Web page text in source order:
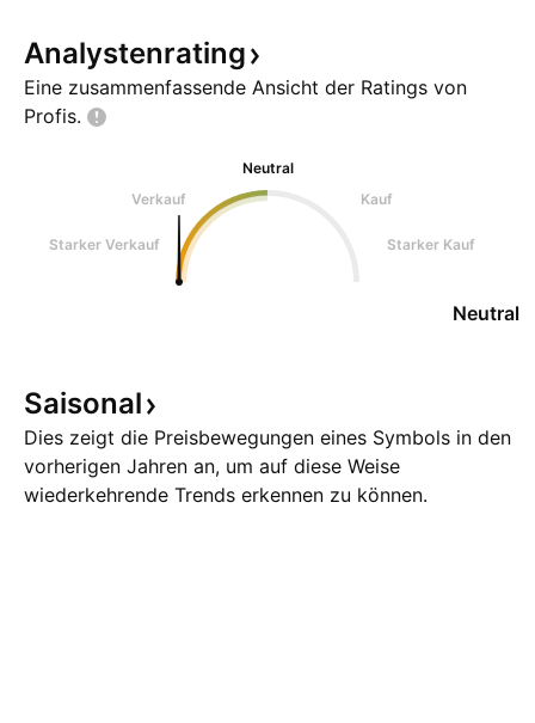
Analystenrating
Eine zusammenfassende Ansicht der Ratings von
Profis.
Neutral
Verkauf
Kauf
Starker Verkauf Starker Kauf
Neutral
Saisonal
Dies zeigt die Preisbewegungen eines Symbols in den
vorherigen Jahren an, um auf diese Weise
wiederkehrende Trends erkennen zu können.